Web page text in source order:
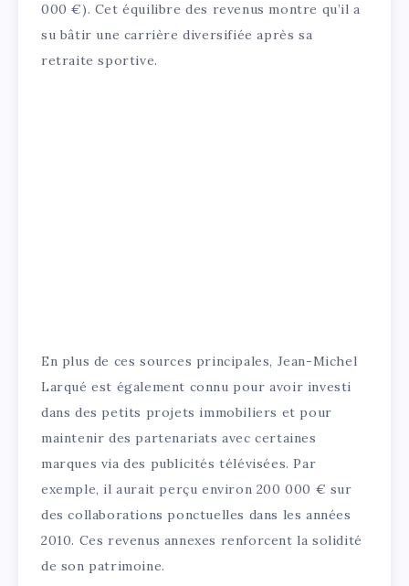
000 €). Cet équilibre des revenus montre qu’il a
su bâtir une carrière diversifiée après sa
retraite sportive.
En plus de ces sources principales, Jean-Michel
Larqué est également connu pour avoir investi
dans des petits projets immobiliers et pour
maintenir des partenariats avec certaines
marques via des publicités télévisées. Par
exemple, il aurait perçu environ 200 000 € sur
des collaborations ponctuelles dans les années
2010. Ces revenus annexes renforcent la solidité
de son patrimoine.